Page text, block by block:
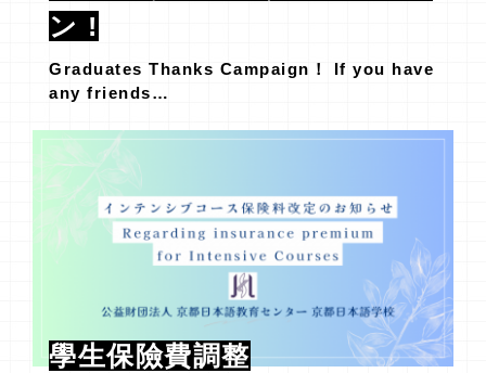
ン !
Graduates Thanks Campaign！ If you have
any friends…
學生保險費調整